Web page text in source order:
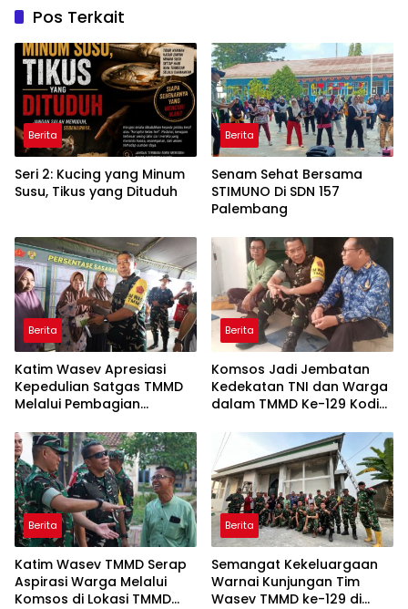
Pos Terkait
Berita
Seri 2: Kucing yang Minum
Susu, Tikus yang Dituduh
Berita
Senam Sehat Bersama
STIMUNO Di SDN 157
Palembang
Berita
Katim Wasev Apresiasi
Kepedulian Satgas TMMD
Melalui Pembagian
Berita
Komsos Jadi Jembatan
Kedekatan TNI dan Warga
dalam TMMD Ke-129 Kodim
Berita
Katim Wasev TMMD Serap
Aspirasi Warga Melalui
Komsos di Lokasi TMMD
Berita
Semangat Kekeluargaan
Warnai Kunjungan Tim
Wasev TMMD ke-129 di